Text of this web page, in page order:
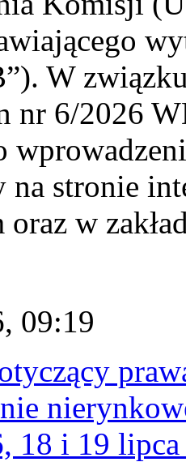
W
nr 6/2026
na stronie
w
09:19
18 i 19